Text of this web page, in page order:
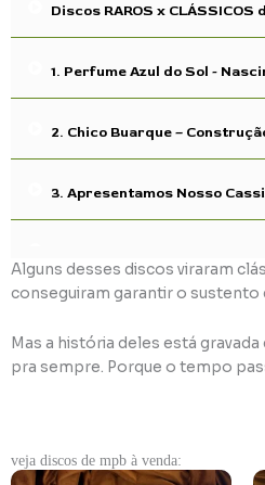
1. Perfume Azul do Sol -
2. Chico Buarque –
3. Apresentamos Nosso
6. Flaviola e o Bando do Sol
Alguns desses discos viraram
conseguiram garantir o sustento
Mas a história deles está
pra sempre. Porque o tempo
veja discos de mpb à venda: